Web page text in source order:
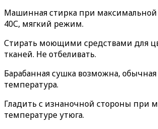
Машинная стирка при
40С, мягкий режим.
Стирать моющими средствами для
тканей. Не отбеливать.
Барабанная сушка возможна, обычная
температура.
Гладить с изнаночной стороны при
температуре утюга.